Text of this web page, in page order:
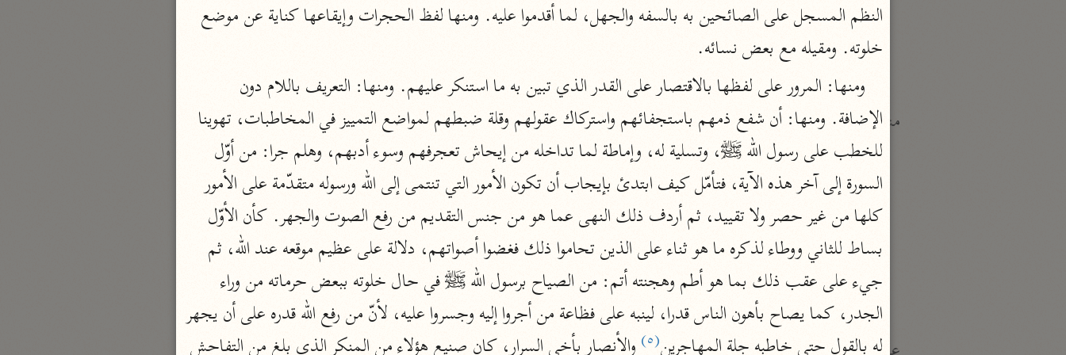
الماوردي (٤٥٠ هـ)
نحو ٦ مجلدات
منتقاة
تفسير ابن قيّم الجوزيّة
ابن القيم (٧٥١ هـ)
نحو ١٢ مجلدًا
تفسير شيخ الإسلام
ابن تيمية (٧٢٨ هـ)
نحو ٧ مجلدات
محمد الأمين الشنقيطي (١٣٩٤ هـ)
نحو ١١ مجلدًا
نظم الدرر
البقاعي (٨٨٥ هـ)
نحو ٢٠ مجلدًا
لغة وبلاغة
التحرير والتنوير
ابن عاشور (١٣٩٣ هـ)
نحو ٢٤ مجلدًا
تفسير الجلالين
المحلّي والسيوطي (٨٦٤، ٩١١ هـ)
نحو مجلد
جامع البيان
الإيجي (٩٠٥ هـ)
نحو ٣ مجلدات
أنوار التنزيل
البيضاوي (٦٨٥ هـ)
نحو ٣ مجلدات
مدارك التنزيل
خلوته. ومقيله مع بعض نسائه.
السورة إلى آخر هذه الآية، فتأمّل كيف ابتدئ بإيجاب أن تكون الأمور التي تنتمى إلى الله ورسوله متقدّمة على الأمور
جيء على عقب ذلك بما هو أطم وهجنته أتم: من الصياح برسول الله ﷺ في حال خلوته ببعض حرماته من وراء
الجدر، كما يصاح بأهون الناس قدرا، لينبه على فظاعة من أجروا إليه وجسروا عليه، لأنّ من رفع الله قدره على أن يجهر
له بالقول حتى خاطبه جلة المهاجرين(٥)
والأنصار بأخى السرار، كان صنيع هؤلاء من المنكر الذي بلغ من التفاحش